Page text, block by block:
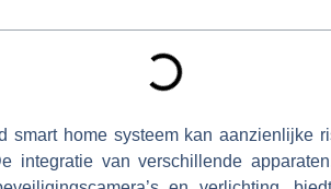
smart home systeem kan aanzienlijke
integratie van verschillende